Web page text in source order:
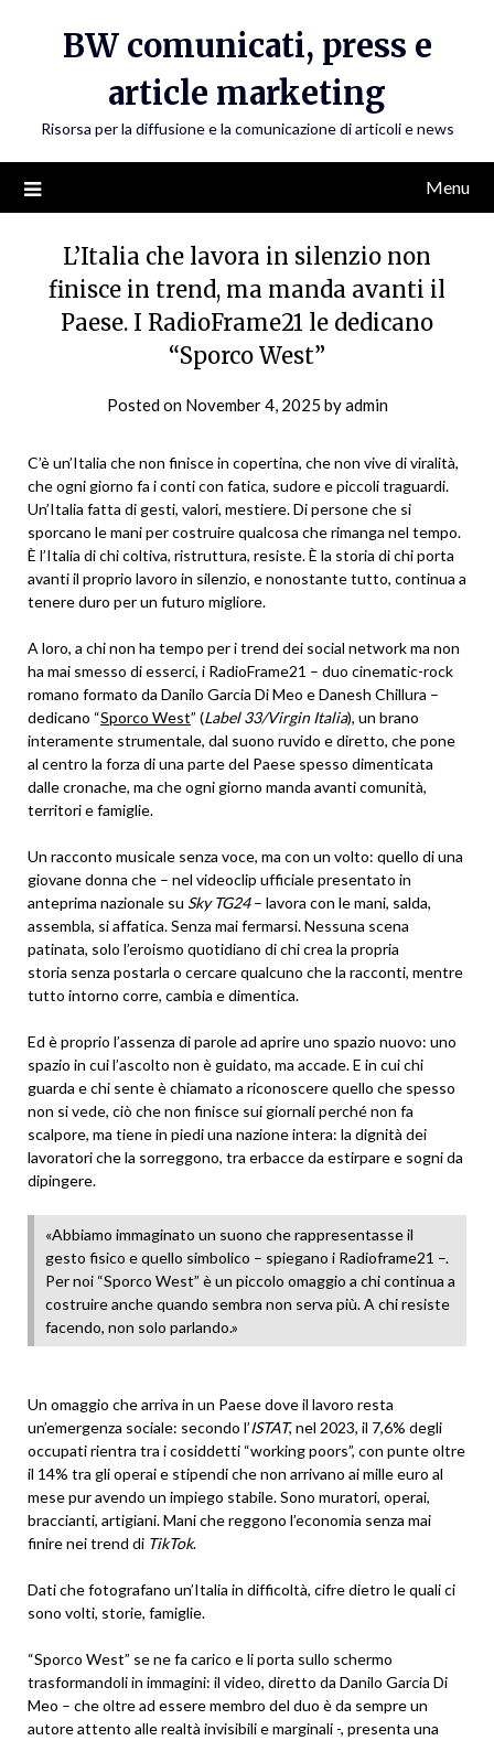
BW comunicati, press e
article marketing
Risorsa per la diffusione e la comunicazione di articoli e news
Menu
L’Italia che lavora in silenzio non
finisce in trend, ma manda avanti il
Paese. I RadioFrame21 le dedicano
“Sporco West”
Posted on November 4, 2025 byadmin
C’è un’Italia che non finisce in copertina, che non vive di viralità,
che ogni giorno fa i conti con fatica, sudore e piccoli traguardi.
Un’Italia fatta di gesti, valori, mestiere. Di persone che si
sporcano le mani per costruire qualcosa che rimanga nel tempo.
È l’Italia di chi coltiva, ristruttura, resiste. È la storia di chi porta
avanti il proprio lavoro in silenzio, e nonostante tutto, continua a
tenere duro per un futuro migliore.
A loro, a chi non ha tempo per i trend dei social network ma non
ha mai smesso di esserci, i RadioFrame21 – duo cinematic-rock
romano formato da Danilo Garcia Di Meo e Danesh Chillura –
dedicano “Sporco West” (Label 33/Virgin Italia), un brano
interamente strumentale, dal suono ruvido e diretto, che pone
al centro la forza di una parte del Paese spesso dimenticata
dalle cronache, ma che ogni giorno manda avanti comunità,
territori e famiglie.
Un racconto musicale senza voce, ma con un volto: quello di una
giovane donna che – nel videoclip ufficiale presentato in
anteprima nazionale su Sky TG24– lavora con le mani, salda,
assembla, si affatica. Senza mai fermarsi. Nessuna scena
patinata, solo l’eroismo quotidiano di chi crea la propria
storia senza postarla o cercare qualcuno che la racconti, mentre
tutto intorno corre, cambia e dimentica.
Ed è proprio l’assenza di parole ad aprire uno spazio nuovo: uno
spazio in cui l’ascolto non è guidato, ma accade. E in cui chi
guarda e chi sente è chiamato a riconoscere quello che spesso
non si vede, ciò che non finisce sui giornali perché non fa
scalpore, ma tiene in piedi una nazione intera: la dignità dei
lavoratori che la sorreggono, tra erbacce da estirpare e sogni da
dipingere.
«Abbiamo immaginato un suono che rappresentasse il
gesto fisico e quello simbolico – spiegano i Radioframe21 –.
Per noi “Sporco West” è un piccolo omaggio a chi continua a
costruire anche quando sembra non serva più. A chi resiste
facendo, non solo parlando.»
Un omaggio che arriva in un Paese dove il lavoro resta
un’emergenza sociale: secondo l’ISTAT, nel 2023, il 7,6% degli
occupati rientra tra i cosiddetti “working poors”, con punte oltre
il 14% tra gli operai e stipendi che non arrivano ai mille euro al
mese pur avendo un impiego stabile. Sono muratori, operai,
braccianti, artigiani. Mani che reggono l’economia senza mai
finire nei trend di TikTok.
Dati che fotografano un’Italia in difficoltà, cifre dietro le quali ci
sono volti, storie, famiglie.
“Sporco West” se ne fa carico e li porta sullo schermo
trasformandoli in immagini: il video, diretto da Danilo Garcia Di
Meo – che oltre ad essere membro del duo è da sempre un
autore attento alle realtà invisibili e marginali -, presenta una